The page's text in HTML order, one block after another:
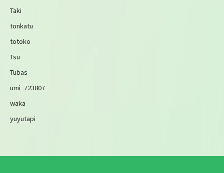
Taki
tonkatu
totoko
Tsu
Tubas
umi_723807
waka
yuyutapi